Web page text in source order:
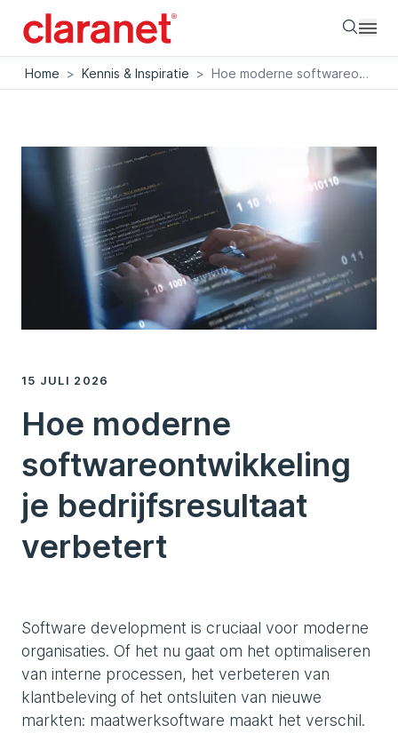
Home > Kennis & Inspiratie > Hoe moderne softwareontwikkeling je bedrijfsresultaat verbetert
15 JULI 2026
Hoe moderne
softwareontwikkeling
je bedrijfsresultaat
verbetert
Software development is cruciaal voor moderne
organisaties. Of het nu gaat om het optimaliseren
van interne processen, het verbeteren van
klantbeleving of het ontsluiten van nieuwe
markten: maatwerksoftware maakt het verschil.